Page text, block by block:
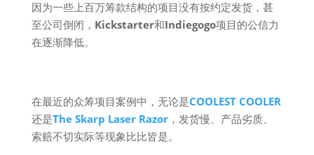
因为一些上百万筹款结构的项目没有按约定发货，甚
至公司倒闭， Kickstarter和Indiegogo项目的公信力
在逐渐降低。
在最近的众筹项目案例中，无论是COOLEST COOLER
还是The Skarp Laser Razor，发货慢、产品劣质、
索赔不切实际等现象比比皆是。